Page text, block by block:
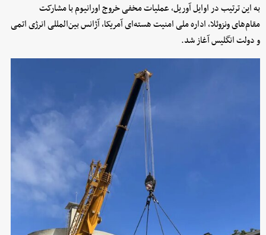
به این ترتیب در اوایل آوریل، عملیات مخفی خروج اورانیوم با مشارکت
مقام‌های ونزوئلا، اداره ملی امنیت هسته‌ای آمریکا، آژانس بین‌المللی انرژی اتمی
و دولت انگلیس آغاز شد.